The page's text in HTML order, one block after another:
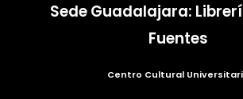
Sede Guadalajara:
Fuentes
Centro Cultural